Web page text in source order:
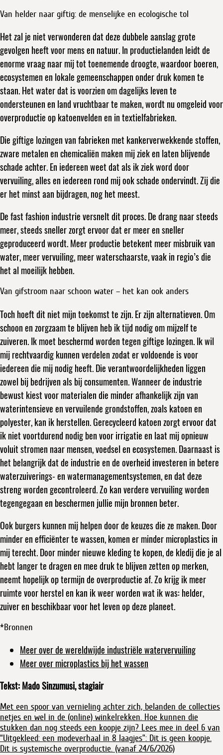
Van helder naar giftig: de menselijke en ecologische tol
Het zal je niet verwonderen dat deze dubbele aanslag grote
gevolgen heeft voor mens en natuur. In productielanden leidt de
enorme vraag naar mij tot toenemende droogte, waardoor boeren,
ecosystemen en lokale gemeenschappen onder druk komen te
staan. Het water dat is voorzien om dagelijks leven te
ondersteunen en land vruchtbaar te maken, wordt nu omgeleid voor
overproductie op katoenvelden en in textielfabrieken.
Die giftige lozingen van fabrieken met kankerverwekkende stoffen,
zware metalen en chemicaliën maken mij ziek en laten blijvende
schade achter. En iedereen weet dat als ik ziek word door
vervuiling, alles en iedereen rond mij ook schade ondervindt. Zij die
er het minst aan bijdragen, nog het meest.
De fast fashion industrie versnelt dit proces. De drang naar steeds
meer, steeds sneller zorgt ervoor dat er meer en sneller
geproduceerd wordt. Meer productie betekent meer misbruik van
water, meer vervuiling, meer waterschaarste, vaak in regio’s die
het al moeilijk hebben.
Van gifstroom naar schoon water – het kan ook anders
Toch hoeft dit niet mijn toekomst te zijn. Er zijn alternatieven. Om
schoon en zorgzaam te blijven heb ik tijd nodig om mijzelf te
zuiveren. Ik moet beschermd worden tegen giftige lozingen. Ik wil
mij rechtvaardig kunnen verdelen zodat er voldoende is voor
iedereen die mij nodig heeft. Die verantwoordelijkheden liggen
zowel bij bedrijven als bij consumenten. Wanneer de industrie
bewust kiest voor materialen die minder afhankelijk zijn van
waterintensieve en vervuilende grondstoffen, zoals katoen en
polyester, kan ik herstellen. Gerecycleerd katoen zorgt ervoor dat
ik niet voortdurend nodig ben voor irrigatie en laat mij opnieuw
voluit stromen naar mensen, voedsel en ecosystemen. Daarnaast is
het belangrijk dat de industrie en de overheid investeren in betere
waterzuiverings- en watermanagementsystemen, en dat deze
streng worden gecontroleerd. Zo kan verdere vervuiling worden
tegengegaan en beschermen jullie mijn bronnen beter.
Ook burgers kunnen mij helpen door de keuzes die ze maken. Door
minder en efficiënter te wassen, komen er minder microplastics in
mij terecht. Door minder nieuwe kleding te kopen, de kledij die je al
hebt langer te dragen en mee druk te blijven zetten op merken,
neemt hopelijk op termijn de overproductie af. Zo krijg ik meer
ruimte voor herstel en kan ik weer worden wat ik was: helder,
zuiver en beschikbaar voor het leven op deze planeet.
*Bronnen
Meer over de wereldwijde industriële watervervuiling
Meer over microplastics bij het wassen
Tekst: Mado Sinzumusi, stagiair
Met een spoor van vernieling achter zich, belanden de collecties
netjes en wel in de (online) winkelrekken. Hoe kunnen die
stukken dan nog steeds een koopje zijn? Lees mee in deel 6 van
“Uitgekleed: een modeverhaal in 8 laagjes”: Dit is geen koopje.
Dit is systemische overproductie. (vanaf 24/6/2026)